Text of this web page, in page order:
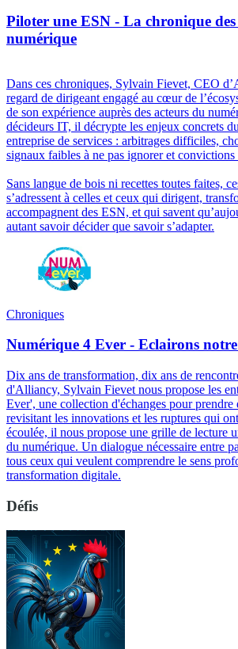
Piloter une ESN - La chronique
numérique
Dans ces chroniques, Sylvain Fievet, CEO
regard de dirigeant engagé au cœur de
de son expérience auprès des acteurs du
décideurs IT, il décrypte les enjeux concrets
entreprise de services : arbitrages difficiles,
signaux faibles à ne pas ignorer et
Sans langue de bois ni recettes toutes faites,
s’adressent à celles et ceux qui dirigent,
accompagnent des ESN, et qui savent
autant savoir décider que savoir s’adapter.
Chroniques
Numérique 4 Ever - Eclairons
Dix ans de transformation, dix ans de
d'Alliancy, Sylvain Fievet nous propose les
Ever', une collection d'échanges pour prendre
revisitant les innovations et les ruptures qui
écoulée, il nous propose une grille de lecture
du numérique. Un dialogue nécessaire entre
tous ceux qui veulent comprendre le sens
transformation digitale.
Défis